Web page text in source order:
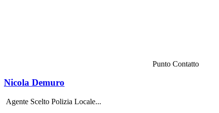
Punto Contatto
Nicola Demuro
Agente Scelto Polizia Locale...